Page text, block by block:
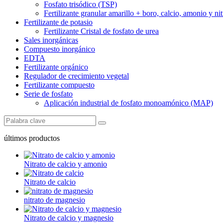
Fosfato trisódico (TSP)
Fertilizante granular amarillo + boro, calcio, amonio y
Fertilizante de potasio
Fertilizante Cristal de fosfato de urea
Sales inorgánicas
Compuesto inorgánico
EDTA
Fertilizante orgánico
Regulador de crecimiento vegetal
Fertilizante compuesto
Serie de fosfato
Aplicación industrial de fosfato monoamónico (MAP)
últimos productos
Nitrato de calcio y amonio
Nitrato de calcio
nitrato de magnesio
Nitrato de calcio y magnesio